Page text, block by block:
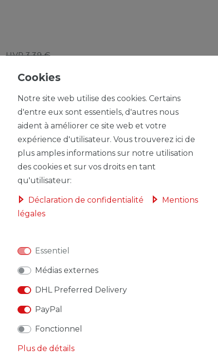
UVP 3,39 €
DANS LE PANIER
DESCRIPTION
AUTRES DÉTAILS
Cookies
Notre site web utilise des cookies. Certains
d'entre eux sont essentiels, d'autres nous
aident à améliorer ce site web et votre
expérience d'utilisateur. Vous trouverez ici de
plus amples informations sur notre utilisation
des cookies et sur vos droits en tant
qu'utilisateur:
Déclaration de confidentialité
Mentions
légales
Essentiel
Médias externes
DHL Preferred Delivery
PayPal
Fonctionnel
Plus de détails